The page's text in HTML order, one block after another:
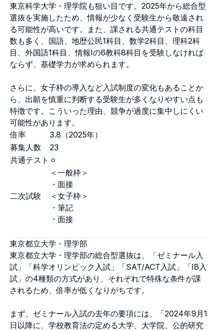
東京科学大学・理学院も狙い目です。2025年から総合型
選抜を実施したため、情報が少なく受験生から敬遠され
る可能性が高いです。また、課される共通テストの科目
数も多く、国語、地歴公民1科目、数学2科目、理科2科
目、外国語1科目、情報Iの6教科8科目を受験しなければ
ならず、基礎学力が求められます。
さらに、女子枠の導入など入試制度の変化もあることか
ら、出願を慎重に判断する受験生が多くなりやすい点も
特徴です。こういった理由、競争が過度に集中しにくい
可能性があります。
倍率
3.8（2025年）
募集人数
23
共通テスト ⚪︎
二次試験
＜一般枠＞
・面接
＜女子枠＞
・筆記
・面接
東京都立大学・理学部
東京都立大学・理学部の総合型選抜は、「ゼミナール入
試」「科学オリンピック入試」「SAT/ACT入試」「IB入
試」の4種類の方式があり、それぞれで特殊な条件が課
されるため、倍率が低くなりがちです。
まず、ゼミナール入試の去年の要項には、「2024年9月1
日以降に、学校教育法の定める大学、大学院、公的研究